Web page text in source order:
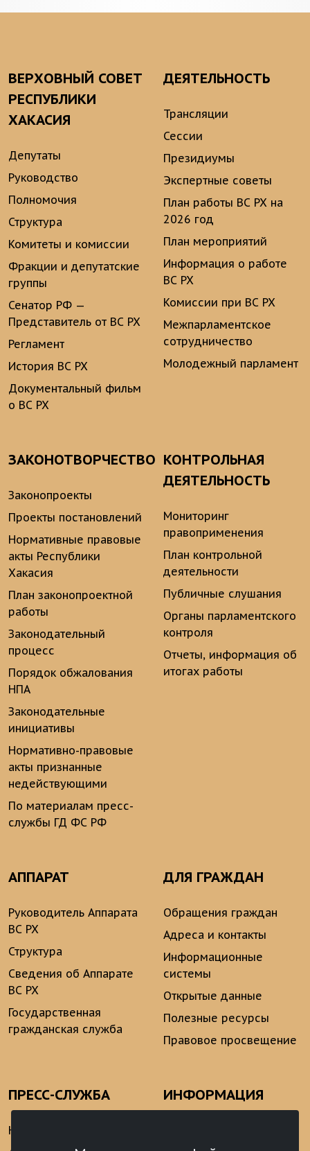
ВЕРХОВНЫЙ СОВЕТ
РЕСПУБЛИКИ
ХАКАСИЯ
Депутаты
Руководство
Полномочия
Структура
Комитеты и комиссии
Фракции и депутатские
группы
Сенатор РФ —
Представитель от ВС РХ
Регламент
История ВС РХ
Документальный фильм
о ВС РХ
ДЕЯТЕЛЬНОСТЬ
Трансляции
Сессии
Президиумы
Экспертные советы
План работы ВС РХ на
2026 год
План мероприятий
Информация о работе
ВС РХ
Комиссии при ВС РХ
Межпарламентское
сотрудничество
Молодежный парламент
ЗАКОНОТВОРЧЕСТВО
Законопроекты
Проекты постановлений
Нормативные правовые
акты Республики
Хакасия
План законопроектной
работы
Законодательный
процесс
Порядок обжалования
НПА
Законодательные
инициативы
Нормативно-правовые
акты признанные
недействующими
По материалам пресс-
службы ГД ФС РФ
КОНТРОЛЬНАЯ
ДЕЯТЕЛЬНОСТЬ
Мониторинг
правоприменения
План контрольной
деятельности
Публичные слушания
Органы парламентского
контроля
Отчеты, информация об
итогах работы
АППАРАТ
Руководитель Аппарата
ВС РХ
Структура
Сведения об Аппарате
ВС РХ
Государственная
гражданская служба
ДЛЯ ГРАЖДАН
Обращения граждан
Адреса и контакты
Информационные
системы
Открытые данные
Полезные ресурсы
Правовое просвещение
ПРЕСС-СЛУЖБА
Новости
ИНФОРМАЦИЯ
аналитические